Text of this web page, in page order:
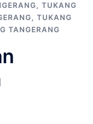
, TUKANG
, TUKANG
TANGERANG